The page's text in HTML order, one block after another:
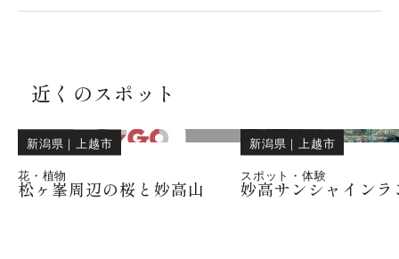
近くのスポット
新潟県 ｜
上越市
花・植物
松ヶ峯周辺の桜と妙高山
新潟県 ｜
上越市
スポット・体験
妙高サンシャインラ